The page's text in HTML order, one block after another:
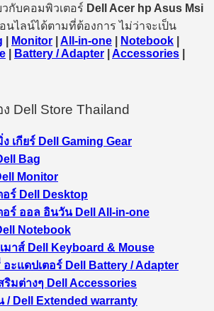
กับคอมพิวเตอร์ Dell Acer hp Asus Msi
ไลน์ได้ตามที่ต้องการ ไม่ว่าจะเป็น
Monitor All-in-one Notebook
Battery / Adapter Accessories
Dell Store Thailand
เกียร์ Dell Gaming Gear
Bag
Monitor
อร์ Dell Desktop
อร์ ออล อินวัน Dell All-in-one
Notebook
มาส์ Dell Keyboard & Mouse
อะแดปเตอร์ Dell Battery / Adapter
ริมต่างๆ Dell Accessories
/ Dell Extended warranty